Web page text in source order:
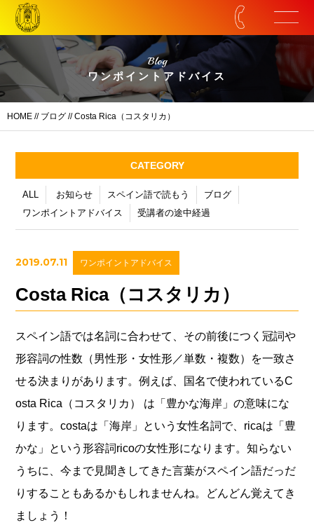
Blog
ワンポイントアドバイス
HOME // ブログ // Costa Rica（コスタリカ）
CATEGORY
ALL お知らせ スペイン語で読もう
ブログ
ワンポイントアドバイス
受講者の途中経過
2019.07.11 ワンポイントアドバイス
Costa Rica（コスタリカ）
スペイン語では名詞に合わせて、その前後につく冠詞や
形容詞の性数（男性形・女性形／単数・複数）を一致さ
せる決まりがあります。例えば、国名で使われているC
osta Rica（コスタリカ） は「豊かな海岸」の意味にな
ります。costaは「海岸」という女性名詞で、ricaは「豊
かな」という形容詞ricoの女性形になります。知らない
うちに、今まで見聞きしてきた言葉がスペイン語だっだ
りすることもあるかもしれませんね。どんどん覚えてき
ましょう！